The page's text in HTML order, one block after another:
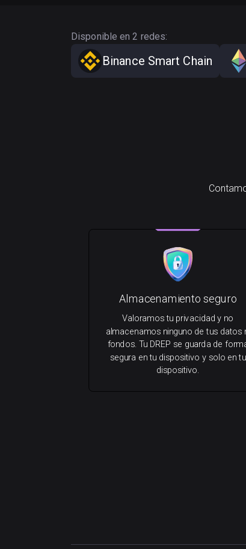
Disponible en 2 redes:
Binance Smart Chain
Almacenamiento seguro
Valoramos tu privacidad y no
almacenamos ninguno de tus datos
fondos. Tu DREP se guarda de
segura en tu dispositivo y solo en tu
dispositivo.